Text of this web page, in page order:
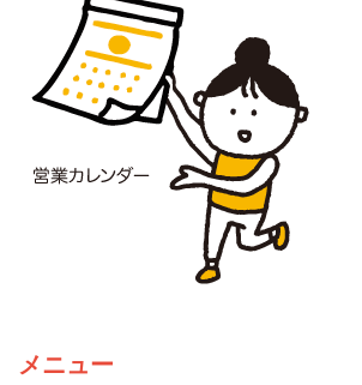
メニュー